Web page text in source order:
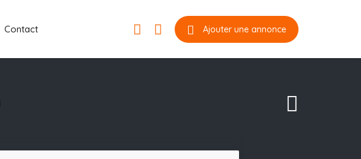
Contact Ajouter une annonce